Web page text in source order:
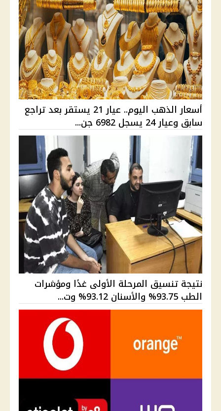
أسعار الذهب اليوم.. عيار 21 يستقر بعد تراجع
سابق وعيار 24 يسجل 6982 جن...
نتيجة تنسيق المرحلة الأولى غدًا ومؤشرات
الطب 93.75% والأسنان 93.12% وت...